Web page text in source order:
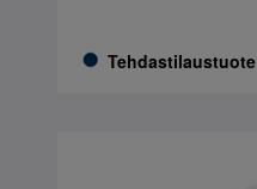
Tehdastilaustuote